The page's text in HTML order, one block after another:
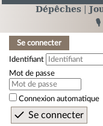
Dépêches
Se connecter
Identifiant
Mot de passe
Connexion automatique